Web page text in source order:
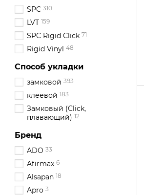
SPC 310
LVT 159
SPC Rigid Click 71
Rigid Vinyl 48
Способ укладки
замковой 393
клеевой 183
Замковый (Click,
плавающий) 12
Бренд
ADO 33
Afirmax 6
Alsapan 18
Apro 3